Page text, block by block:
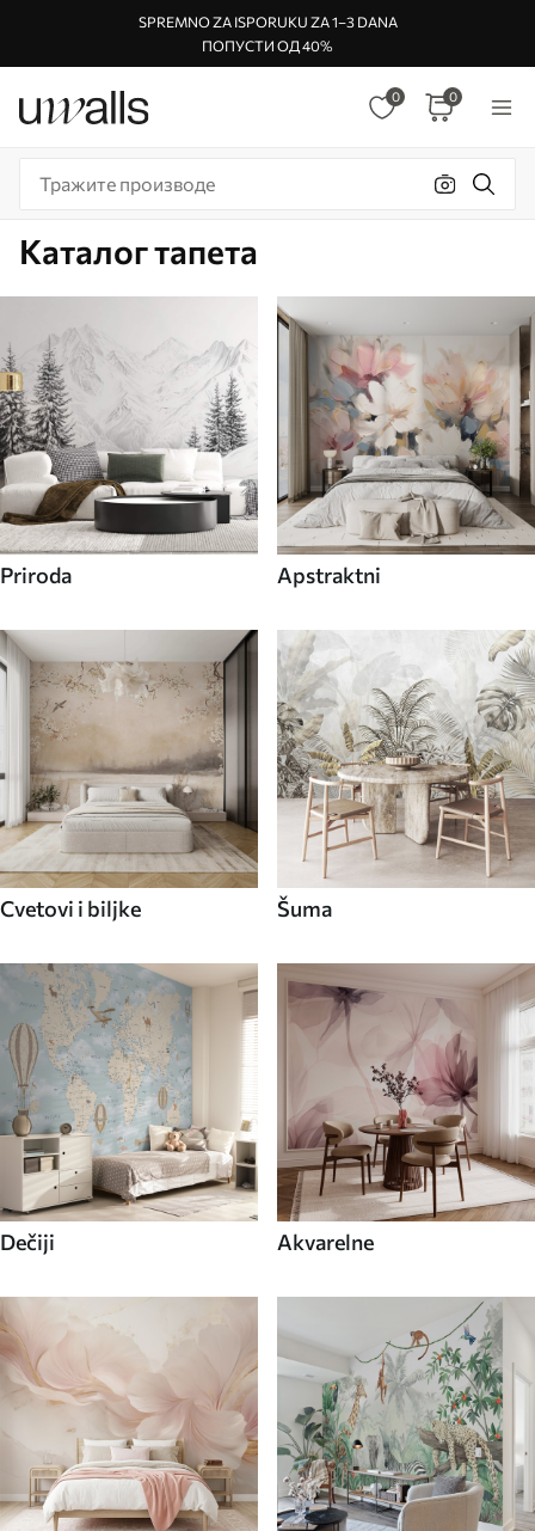
SPREMNO ZA ISPORUKU ZA 1–3 DANA
ПОПУСТИ ОД 40%
0 0
Каталог тапета
Priroda Apstraktni
Cvetovi i biljke Šuma
Dečiji Akvarelne